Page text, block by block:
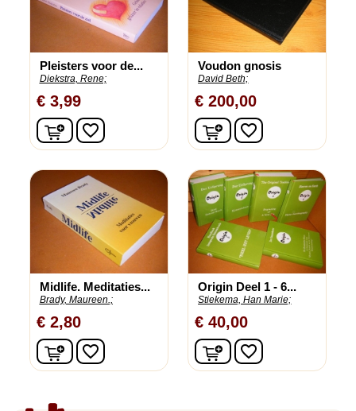
Pleisters voor de...
Diekstra, Rene;
€ 3,99
In winkelwagen
favorite_border
Voudon gnosis
David Beth;
€ 200,00
In winkelwagen
favorite_border
Midlife. Meditaties...
Brady, Maureen.;
€ 2,80
In winkelwagen
favorite_border
Origin Deel 1 - 6...
Stiekema, Han Marie;
€ 40,00
In winkelwagen
favorite_border